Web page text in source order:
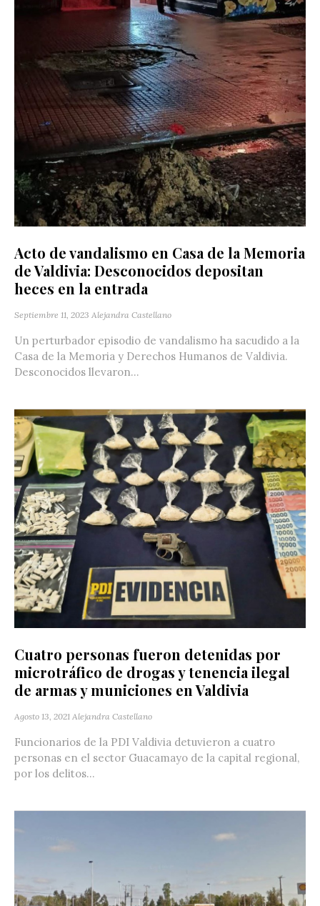
Acto de vandalismo en Casa de la Memoria
de Valdivia: Desconocidos depositan
heces en la entrada
Septiembre 11, 2023 Alejandra Castellano
Un perturbador episodio de vandalismo ha sacudido a la
Casa de la Memoria y Derechos Humanos de Valdivia.
Desconocidos llevaron...
Cuatro personas fueron detenidas por
microtráfico de drogas y tenencia ilegal
de armas y municiones en Valdivia
Agosto 13, 2021 Alejandra Castellano
Funcionarios de la PDI Valdivia detuvieron a cuatro
personas en el sector Guacamayo de la capital regional,
por los delitos...